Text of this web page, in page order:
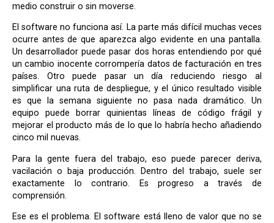
medio construir o sin moverse.
El software no funciona así. La parte más difícil muchas veces
ocurre antes de que aparezca algo evidente en una pantalla.
Un desarrollador puede pasar dos horas entendiendo por qué
un cambio inocente corrompería datos de facturación en tres
países. Otro puede pasar un día reduciendo riesgo al
simplificar una ruta de despliegue, y el único resultado visible
es que la semana siguiente no pasa nada dramático. Un
equipo puede borrar quinientas líneas de código frágil y
mejorar el producto más de lo que lo habría hecho añadiendo
cinco mil nuevas.
Para la gente fuera del trabajo, eso puede parecer deriva,
vacilación o baja producción. Dentro del trabajo, suele ser
exactamente lo contrario. Es progreso a través de
comprensión.
Ese es el problema. El software está lleno de valor que no se